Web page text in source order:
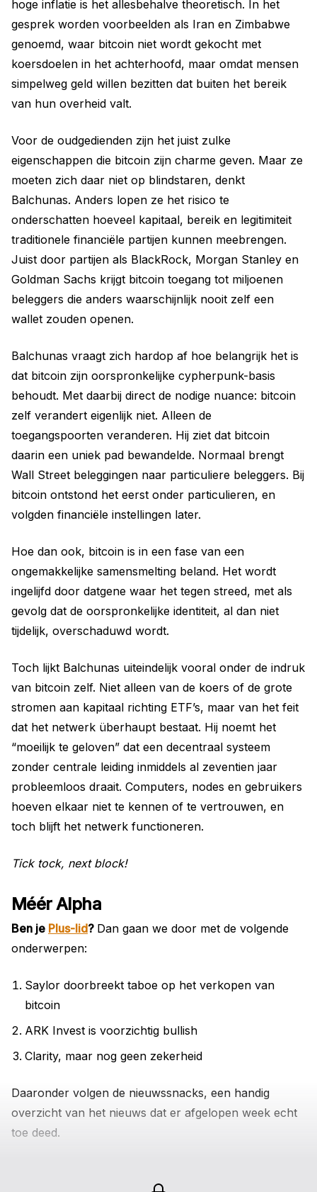
hoge inflatie is het allesbehalve theoretisch. In het
gesprek worden voorbeelden als Iran en Zimbabwe
genoemd, waar bitcoin niet wordt gekocht met
koersdoelen in het achterhoofd, maar omdat mensen
simpelweg geld willen bezitten dat buiten het bereik
van hun overheid valt.
Voor de oudgedienden zijn het juist zulke
eigenschappen die bitcoin zijn charme geven. Maar ze
moeten zich daar niet op blindstaren, denkt
Balchunas. Anders lopen ze het risico te
onderschatten hoeveel kapitaal, bereik en legitimiteit
traditionele financiële partijen kunnen meebrengen.
Juist door partijen als BlackRock, Morgan Stanley en
Goldman Sachs krijgt bitcoin toegang tot miljoenen
beleggers die anders waarschijnlijk nooit zelf een
wallet zouden openen.
Balchunas vraagt zich hardop af hoe belangrijk het is
dat bitcoin zijn oorspronkelijke cypherpunk-basis
behoudt. Met daarbij direct de nodige nuance: bitcoin
zelf verandert eigenlijk niet. Alleen de
toegangspoorten veranderen. Hij ziet dat bitcoin
daarin een uniek pad bewandelde. Normaal brengt
Wall Street beleggingen naar particuliere beleggers. Bij
bitcoin ontstond het eerst onder particulieren, en
volgden financiële instellingen later.
Hoe dan ook, bitcoin is in een fase van een
ongemakkelijke samensmelting beland. Het wordt
ingelijfd door datgene waar het tegen streed, met als
gevolg dat de oorspronkelijke identiteit, al dan niet
tijdelijk, overschaduwd wordt.
Toch lijkt Balchunas uiteindelijk vooral onder de indruk
van bitcoin zelf. Niet alleen van de koers of de grote
stromen aan kapitaal richting ETF’s, maar van het feit
dat het netwerk überhaupt bestaat. Hij noemt het
“moeilijk te geloven” dat een decentraal systeem
zonder centrale leiding inmiddels al zeventien jaar
probleemloos draait. Computers, nodes en gebruikers
hoeven elkaar niet te kennen of te vertrouwen, en
toch blijft het netwerk functioneren.
Tick tock, next block!
Méér Alpha
Ben je Plus-lid? Dan gaan we door met de volgende
onderwerpen:
Saylor doorbreekt taboe op het verkopen van
bitcoin
ARK Invest is voorzichtig bullish
Clarity, maar nog geen zekerheid
Daaronder volgen de nieuwssnacks, een handig
overzicht van het nieuws dat er afgelopen week echt
toe deed.